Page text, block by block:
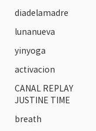
diadelamadre
lunanueva
yinyoga
activacion
CANAL REPLAY
JUSTINE TIME
breath